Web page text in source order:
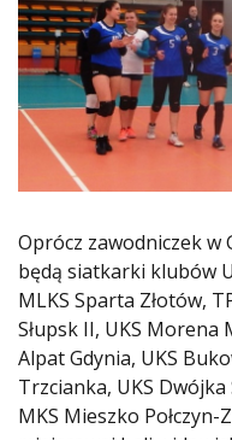
Oprócz zawodniczek w
będą siatkarki klubów
MLKS Sparta Złotów,
Słupsk II, UKS Morena
Alpat Gdynia, UKS
Trzcianka, UKS
MKS Mieszko